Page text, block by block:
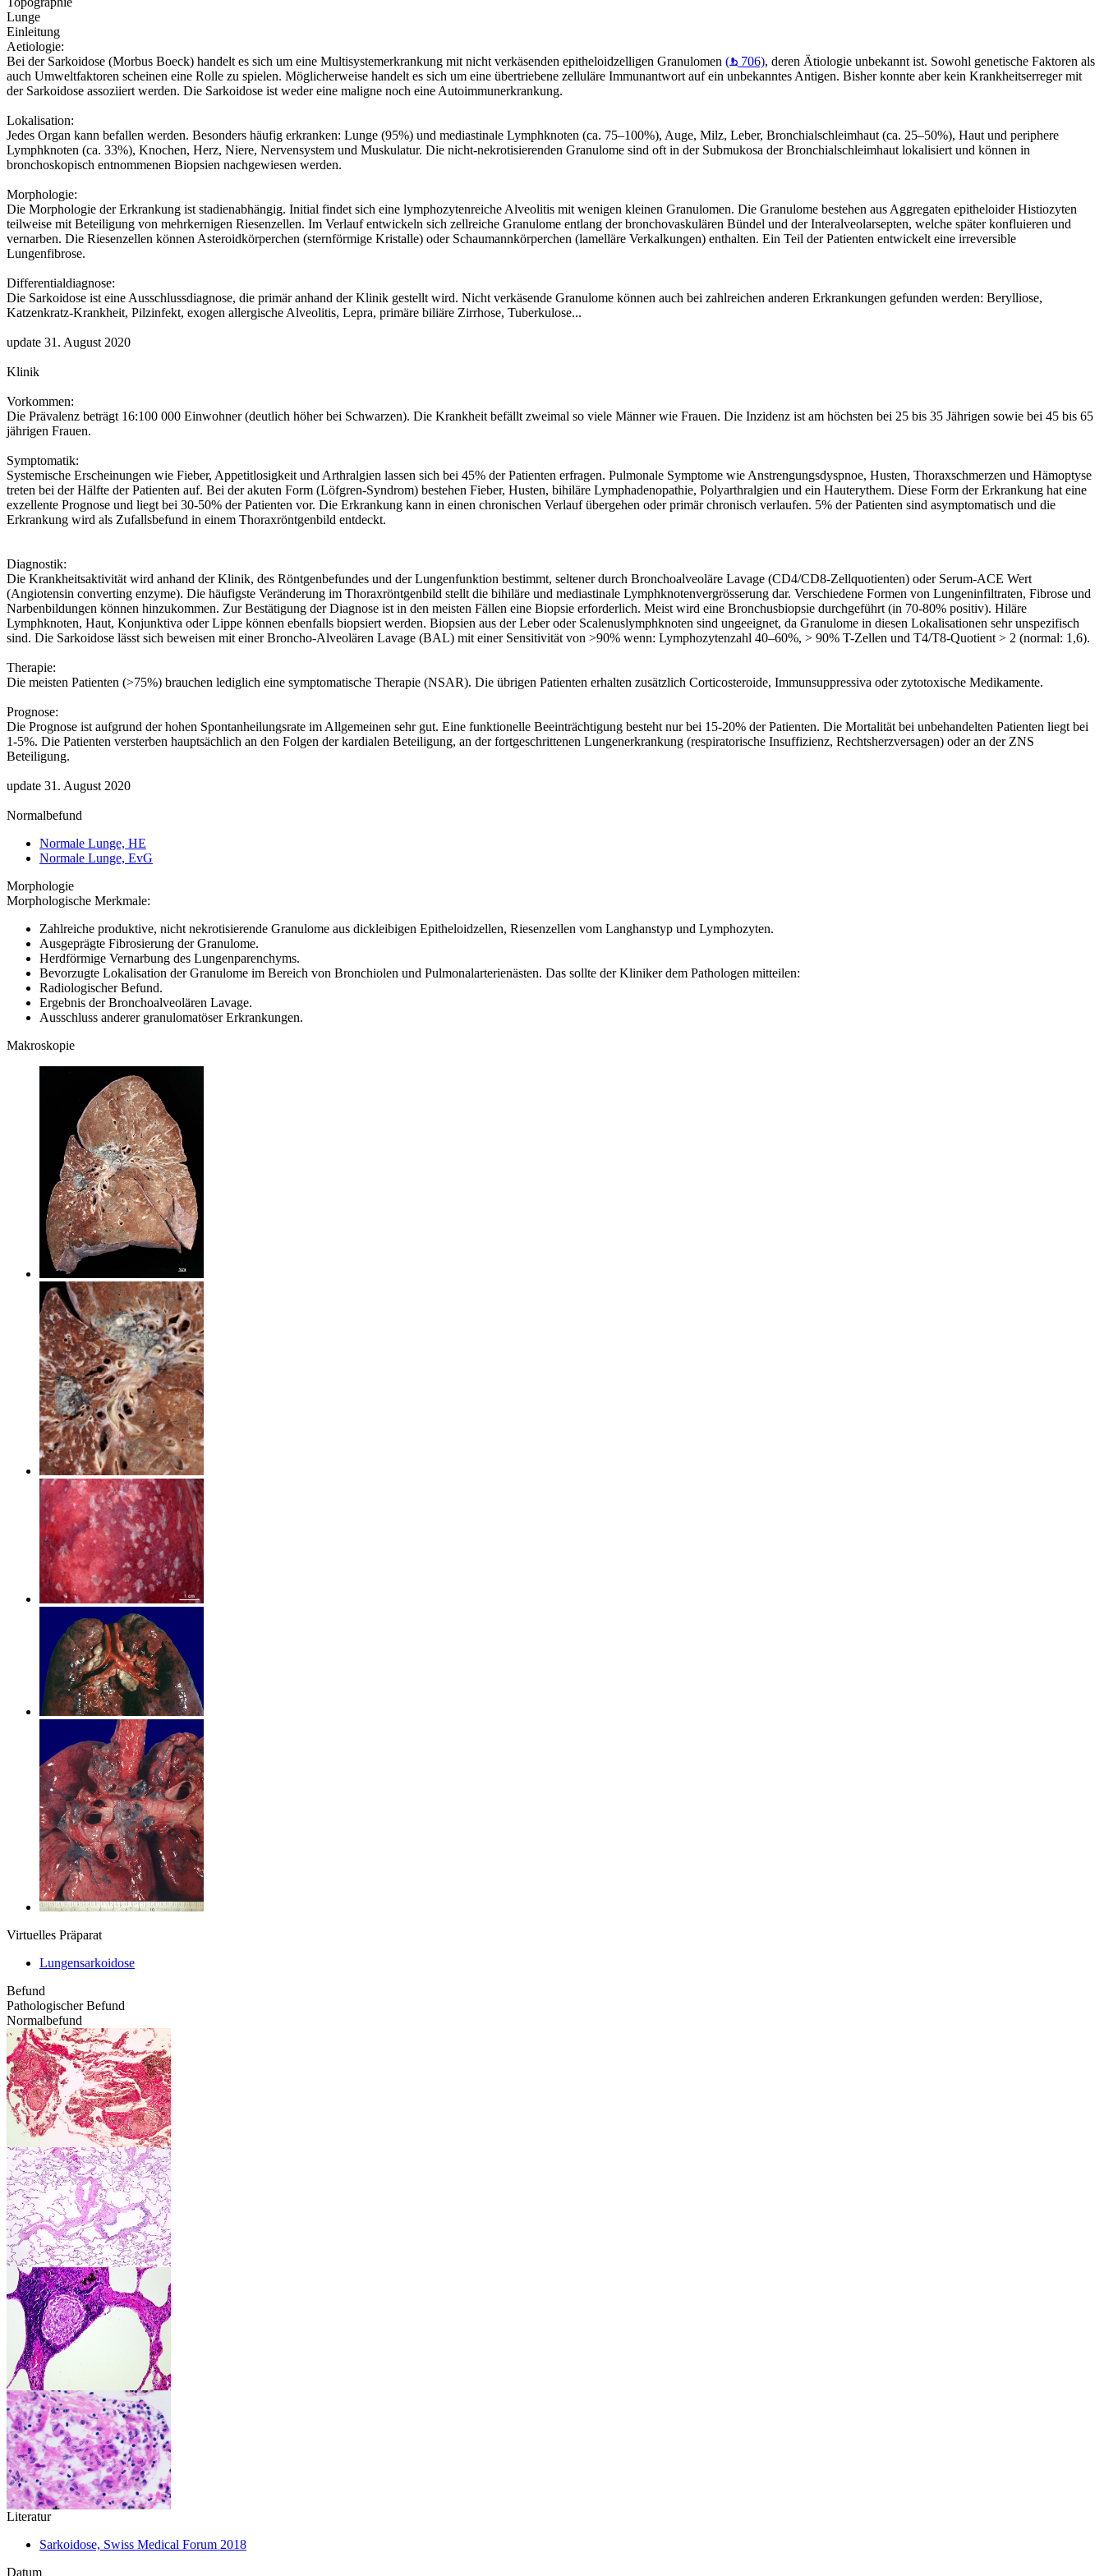
Lunge
Einleitung
Aetiologie:
Bei der Sarkoidose (Morbus Boeck) handelt es sich um eine Multisystemerkrankung mit nicht verkäsenden epitheloidzelligen Granulomen ( 706), deren Ätiologie unbekannt ist. Sowohl genetische Faktoren als
auch Umweltfaktoren scheinen eine Rolle zu spielen. Möglicherweise handelt es sich um eine übertriebene zelluläre Immunantwort auf ein unbekanntes Antigen. Bisher konnte aber kein Krankheitserreger mit
der Sarkoidose assoziiert werden. Die Sarkoidose ist weder eine maligne noch eine Autoimmunerkrankung.
Lokalisation:
Jedes Organ kann befallen werden. Besonders häufig erkranken: Lunge (95%) und mediastinale Lymphknoten (ca. 75–100%), Auge, Milz, Leber, Bronchialschleimhaut (ca. 25–50%), Haut und periphere
Lymphknoten (ca. 33%), Knochen, Herz, Niere, Nervensystem und Muskulatur. Die nicht-nekrotisierenden Granulome sind oft in der Submukosa der Bronchialschleimhaut lokalisiert und können in
bronchoskopisch entnommenen Biopsien nachgewiesen werden.
Morphologie:
Die Morphologie der Erkrankung ist stadienabhängig. Initial findet sich eine lymphozytenreiche Alveolitis mit wenigen kleinen Granulomen. Die Granulome bestehen aus Aggregaten epitheloider Histiozyten
teilweise mit Beteiligung von mehrkernigen Riesenzellen. Im Verlauf entwickeln sich zellreiche Granulome entlang der bronchovaskulären Bündel und der Interalveolarsepten, welche später konfluieren und
vernarben. Die Riesenzellen können Asteroidkörperchen (sternförmige Kristalle) oder Schaumannkörperchen (lamelläre Verkalkungen) enthalten. Ein Teil der Patienten entwickelt eine irreversible
Lungenfibrose.
Differentialdiagnose:
Die Sarkoidose ist eine Ausschlussdiagnose, die primär anhand der Klinik gestellt wird. Nicht verkäsende Granulome können auch bei zahlreichen anderen Erkrankungen gefunden werden: Berylliose,
Katzenkratz-Krankheit, Pilzinfekt, exogen allergische Alveolitis, Lepra, primäre biliäre Zirrhose, Tuberkulose...
update 31. August 2020
Klinik
Vorkommen:
Die Prävalenz beträgt 16:100 000 Einwohner (deutlich höher bei Schwarzen). Die Krankheit befällt zweimal so viele Männer wie Frauen. Die Inzidenz ist am höchsten bei 25 bis 35 Jährigen sowie bei 45 bis 65
jährigen Frauen.
Symptomatik:
Systemische Erscheinungen wie Fieber, Appetitlosigkeit und Arthralgien lassen sich bei 45% der Patienten erfragen. Pulmonale Symptome wie Anstrengungsdyspnoe, Husten, Thoraxschmerzen und Hämoptyse
treten bei der Hälfte der Patienten auf. Bei der akuten Form (Löfgren-Syndrom) bestehen Fieber, Husten, bihiläre Lymphadenopathie, Polyarthralgien und ein Hauterythem. Diese Form der Erkrankung hat eine
exzellente Prognose und liegt bei 30-50% der Patienten vor. Die Erkrankung kann in einen chronischen Verlauf übergehen oder primär chronisch verlaufen. 5% der Patienten sind asymptomatisch und die
Erkrankung wird als Zufallsbefund in einem Thoraxröntgenbild entdeckt.
Diagnostik:
Die Krankheitsaktivität wird anhand der Klinik, des Röntgenbefundes und der Lungenfunktion bestimmt, seltener durch Bronchoalveoläre Lavage (CD4/CD8-Zellquotienten) oder Serum-ACE Wert
(Angiotensin converting enzyme). Die häufigste Veränderung im Thoraxröntgenbild stellt die bihiläre und mediastinale Lymphknotenvergrösserung dar. Verschiedene Formen von Lungeninfiltraten, Fibrose und
Narbenbildungen können hinzukommen. Zur Bestätigung der Diagnose ist in den meisten Fällen eine Biopsie erforderlich. Meist wird eine Bronchusbiopsie durchgeführt (in 70-80% positiv). Hiläre
Lymphknoten, Haut, Konjunktiva oder Lippe können ebenfalls biopsiert werden. Biopsien aus der Leber oder Scalenuslymphknoten sind ungeeignet, da Granulome in diesen Lokalisationen sehr unspezifisch
sind. Die Sarkoidose lässt sich beweisen mit einer Broncho-Alveolären Lavage (BAL) mit einer Sensitivität von >90% wenn: Lymphozytenzahl 40–60%, > 90% T-Zellen und T4/T8-Quotient > 2 (normal: 1,6).
Therapie:
Die meisten Patienten (>75%) brauchen lediglich eine symptomatische Therapie (NSAR). Die übrigen Patienten erhalten zusätzlich Corticosteroide, Immunsuppressiva oder zytotoxische Medikamente.
Prognose:
Die Prognose ist aufgrund der hohen Spontanheilungsrate im Allgemeinen sehr gut. Eine funktionelle Beeinträchtigung besteht nur bei 15-20% der Patienten. Die Mortalität bei unbehandelten Patienten liegt bei
1-5%. Die Patienten versterben hauptsächlich an den Folgen der kardialen Beteiligung, an der fortgeschrittenen Lungenerkrankung (respiratorische Insuffizienz, Rechtsherzversagen) oder an der ZNS
Beteiligung.
update 31. August 2020
Normalbefund
Normale Lunge, HE
Normale Lunge, EvG
Morphologie
Morphologische Merkmale:
Zahlreiche produktive, nicht nekrotisierende Granulome aus dickleibigen Epitheloidzellen, Riesenzellen vom Langhanstyp und Lymphozyten.
Ausgeprägte Fibrosierung der Granulome.
Herdförmige Vernarbung des Lungenparenchyms.
Bevorzugte Lokalisation der Granulome im Bereich von Bronchiolen und Pulmonalarterienästen. Das sollte der Kliniker dem Pathologen mitteilen:
Radiologischer Befund.
Ergebnis der Bronchoalveolären Lavage.
Ausschluss anderer granulomatöser Erkrankungen.
Makroskopie
Virtuelles Präparat
Lungensarkoidose
Befund
Pathologischer Befund
Normalbefund
Literatur
Sarkoidose, Swiss Medical Forum 2018
Datum